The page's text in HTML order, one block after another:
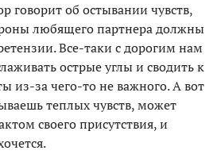
говорит об остывании чувств,
любящего партнера должны
Все-таки с дорогим нам
острые углы и сводить к
за чего-то не важного. А вот
теплых чувств, может
своего присутствия, и